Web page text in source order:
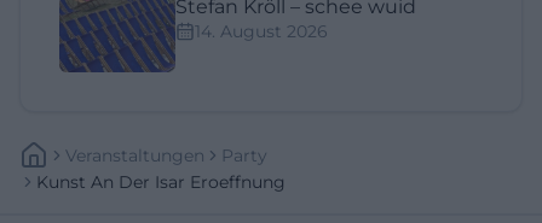
Stefan Kröll – schee wuid
14. August 2026
Veranstaltungen
Party
Kunst An Der Isar Eroeffnung